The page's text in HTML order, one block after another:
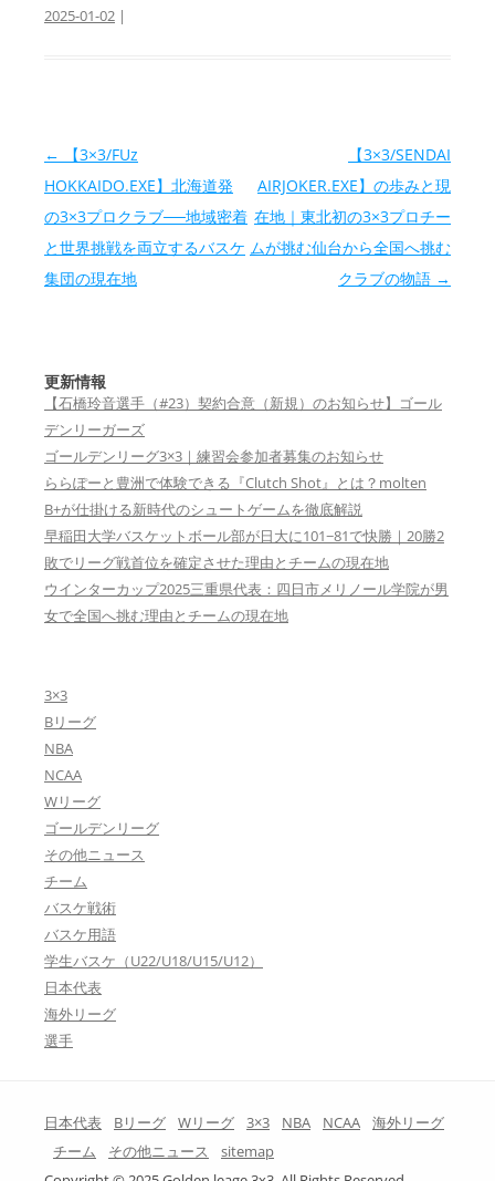
2025-01-02 |
投稿ナビゲーション
←
【3×3/FUz
HOKKAIDO.EXE】北海道発
の3×3プロクラブ──地域密着
と世界挑戦を両立するバスケ
集団の現在地
【3×3/SENDAI
AIRJOKER.EXE】の歩みと現
在地｜東北初の3×3プロチー
ムが挑む仙台から全国へ挑む
クラブの物語 →
更新情報
【石橋玲音選手（#23）契約合意（新規）のお知らせ】ゴール
デンリーガーズ
ゴールデンリーグ3×3｜練習会参加者募集のお知らせ
ららぽーと豊洲で体験できる『Clutch Shot』とは？molten
B+が仕掛ける新時代のシュートゲームを徹底解説
早稲田大学バスケットボール部が日大に101−81で快勝｜20勝2
敗でリーグ戦首位を確定させた理由とチームの現在地
ウインターカップ2025三重県代表：四日市メリノール学院が男
女で全国へ挑む理由とチームの現在地
3×3
Bリーグ
NBA
NCAA
Wリーグ
ゴールデンリーグ
その他ニュース
チーム
バスケ戦術
バスケ用語
学生バスケ（U22/U18/U15/U12）
日本代表
海外リーグ
選手
日本代表 Bリーグ Wリーグ 3×3 NBA NCAA
海外リーグ
チーム
その他ニュース
sitemap